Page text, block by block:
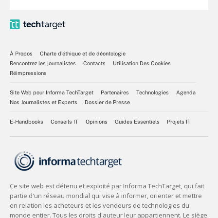
À Propos
Charte d’éthique et de déontologie
Rencontrez les journalistes
Contacts
Utilisation Des Cookies
Réimpressions
Site Web pour Informa TechTarget Partenaires Technologies
Agenda
Nos Journalistes et Experts
Dossier de Presse
E-Handbooks Conseils IT Opinions Guides Essentiels Projets IT